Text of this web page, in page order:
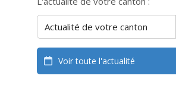
Voir toute l'actualité